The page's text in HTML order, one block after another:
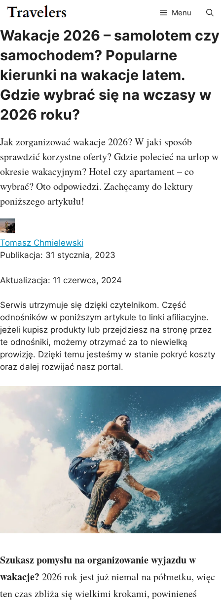
Przejdź
do
treści
Menu
Wakacje 2026 – samolotem czy
samochodem? Popularne
kierunki na wakacje latem.
Gdzie wybrać się na wczasy w
2026 roku?
Jak zorganizować wakacje 2026? W jaki sposób
sprawdzić korzystne oferty? Gdzie polecieć na urlop w
okresie wakacyjnym? Hotel czy apartament – co
wybrać? Oto odpowiedzi. Zachęcamy do lektury
poniższego artykułu!
Tomasz Chmielewski
Publikacja: 31 stycznia, 2023
Aktualizacja: 11 czerwca, 2024
Serwis utrzymuje się dzięki czytelnikom. Część
odnośników w poniższym artykule to linki afiliacyjne.
jeżeli kupisz produkty lub przejdziesz na stronę przez
te odnośniki, możemy otrzymać za to niewielką
prowizję. Dzięki temu jesteśmy w stanie pokryć koszty
oraz dalej rozwijać nasz portal.
Szukasz pomysłu na organizowanie wyjazdu w
wakacje? 2026 rok jest już niemal na półmetku, więc
ten czas zbliża się wielkimi krokami, powinieneś